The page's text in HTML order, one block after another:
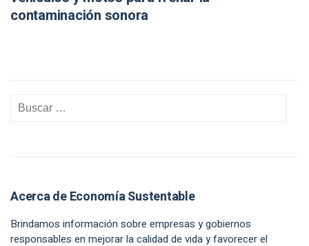
contaminación sonora
Acerca de Economía Sustentable
Brindamos información sobre empresas y gobiernos
responsables en mejorar la calidad de vida y favorecer el